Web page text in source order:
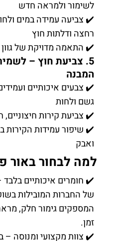
לשימור ולמראה חדש
✔️ צביעה עמידה במים
רחצה ודלתות חוץ
✔️ התאמה מדויקת של
5. צביעת חוץ –
המבנה
✔️ צבעים איכותיים
גשם ולחות
✔️ צביעת קירות חיצוניים,
✔️ שיפור עמידות הקירות
ואבק
למה לבחור באור
✔️ חומרים איכותיים
של החברות המובילות
המספקים גימור חלק,
זמן.
✔️ צוות מקצועי ומנוסה –